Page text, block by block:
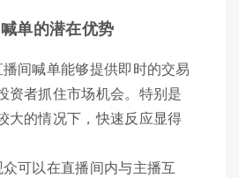
单的潜在优势
间喊单能够提供即时的交易
资者抓住市场机会。特别是
大的情况下，快速反应显得
可以在直播间内与主播互